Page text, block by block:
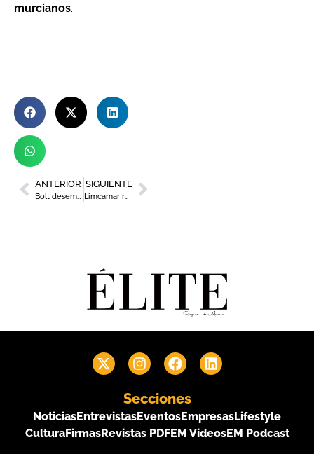
murcianos.
ANTERIOR
Bolt desembarca en Murcia con una flota 100% eléctrica
SIGUIENTE
Limcamar refuerza su cartera con el contrato de limpieza de 1.900 centros de correos
Secciones
NoticiasEntrevistasEventosEmpresasLifestyle
CulturaFirmasRevistas PDFEM VideosEM Podcast